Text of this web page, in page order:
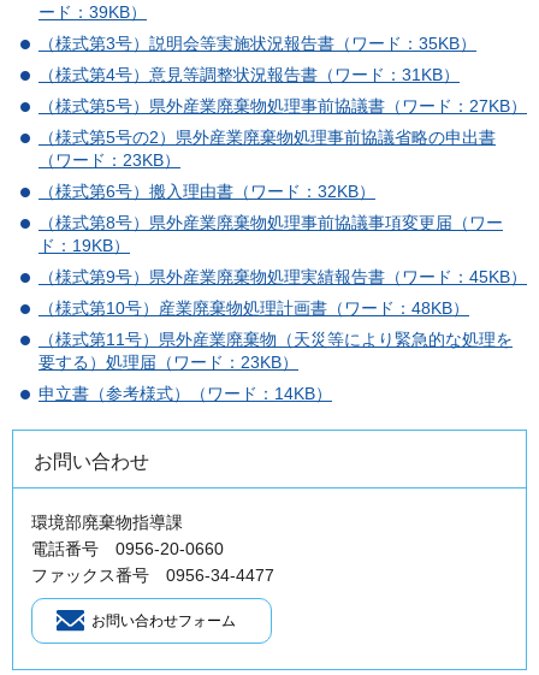
ード：39KB）
（様式第3号）説明会等実施状況報告書（ワード：35KB）
（様式第4号）意見等調整状況報告書（ワード：31KB）
（様式第5号）県外産業廃棄物処理事前協議書（ワード：27KB）
（様式第5号の2）県外産業廃棄物処理事前協議省略の申出書
（ワード：23KB）
（様式第6号）搬入理由書（ワード：32KB）
（様式第8号）県外産業廃棄物処理事前協議事項変更届（ワー
ド：19KB）
（様式第9号）県外産業廃棄物処理実績報告書（ワード：45KB）
（様式第10号）産業廃棄物処理計画書（ワード：48KB）
（様式第11号）県外産業廃棄物（天災等により緊急的な処理を
要する）処理届（ワード：23KB）
申立書（参考様式）（ワード：14KB）
お問い合わせ
環境部廃棄物指導課
電話番号 0956-20-0660
ファックス番号 0956-34-4477